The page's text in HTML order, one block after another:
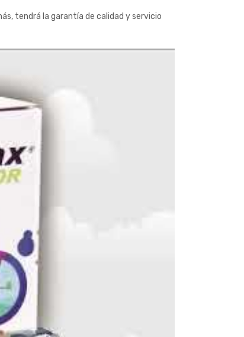
tendrá la garantía de calidad y servicio